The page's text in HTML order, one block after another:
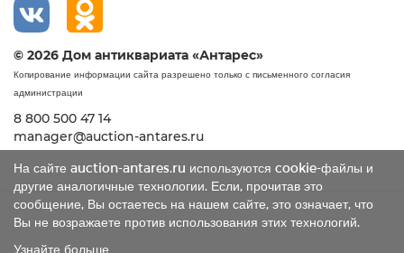
На сайте auction-antares.ru используются cookie-файлы и
другие аналогичные технологии. Если, прочитав это
сообщение, Вы остаетесь на нашем сайте, это означает, что
Вы не возражаете против использования этих технологий.
Узнайте больше
© 2026 Дом антиквариата «Антарес»
Копирование информации сайта разрешено только с письменного согласия
администрации
8 800 500 47 14
manager@auction-antares.ru